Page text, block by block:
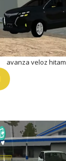
avanza veloz hitam